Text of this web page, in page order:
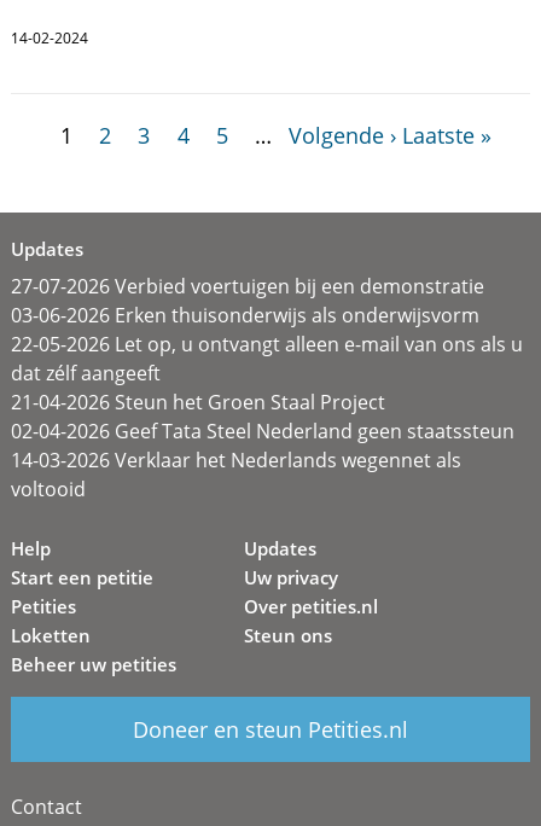
14-02-2024
1 2 3 4 5 … Volgende › Laatste »
Updates
27-07-2026 Verbied voertuigen bij een demonstratie
03-06-2026 Erken thuisonderwijs als onderwijsvorm
22-05-2026 Let op, u ontvangt alleen e-mail van ons als u
dat zélf aangeeft
21-04-2026 Steun het Groen Staal Project
02-04-2026 Geef Tata Steel Nederland geen staatssteun
14-03-2026 Verklaar het Nederlands wegennet als
voltooid
Help
Start een petitie
Petities
Loketten
Beheer uw petities
Updates
Uw privacy
Over petities.nl
Steun ons
Doneer en steun Petities.nl
Contact